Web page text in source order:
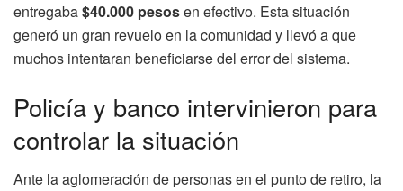
entregaba$40.000 pesosen efectivo. Esta situación
generó un gran revuelo en la comunidad y llevó a que
muchos intentaran beneficiarse del error del sistema.
Policía y banco intervinieron para
controlar la situación
Ante la aglomeración de personas en el punto de retiro, la